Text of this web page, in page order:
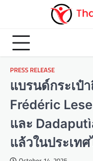
PRESS RELEASE
แบรนด์กระเป๋
Frédéric
และ
แล้วในประเท